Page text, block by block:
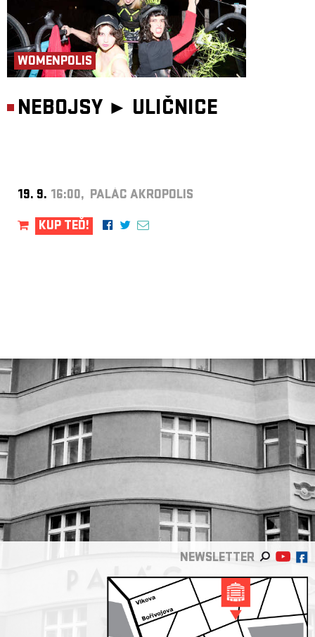
WOMENPOLIS
NEBOJSY ► ULIČNICE
19. 9. 16:00, PALÁC AKROPOLIS
KUP TEĎ!
NEWSLETTER